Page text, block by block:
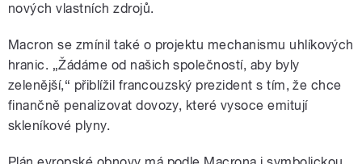
nových vlastních zdrojů.
Macron se zmínil také o projektu mechanismu uhlíkových
hranic. „Žádáme od našich společností, aby byly
zelenější,“ přiblížil francouzský prezident s tím, že chce
finančně penalizovat dovozy, které vysoce emitují
skleníkové plyny.